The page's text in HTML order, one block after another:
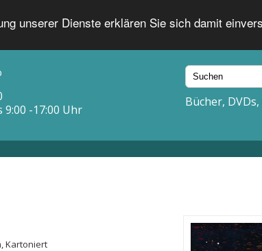
unserer Dienste erklären Sie sich damit
-17:00 Uhr
Bücher,
Kartoniert